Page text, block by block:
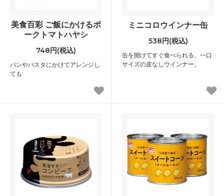
美食百彩 ご飯にかけるポ
ークトマトハヤシ
748円(税込)
パンやパスタにかけてアレンジし
ても
ミニコロウインナー缶
538円(税込)
缶を開けてすぐ食べられる、一口
サイズの皮なしウインナー。